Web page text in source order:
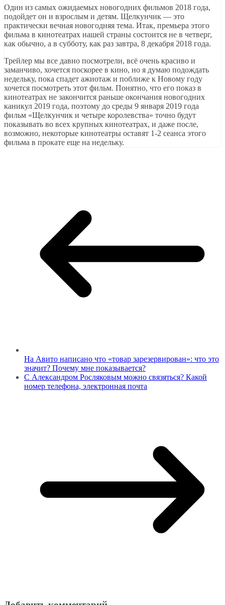
Один из самых ожидаемых новогодних фильмов 2018 года,
подойдет он и взрослым и детям. Щелкунчик — это
практически вечная новогодняя тема. Итак, премьера этого
фильма в кинотеатрах нашей страны состоится не в четверг,
как обычно, а в субботу, как раз завтра, 8 декабря 2018 года.
Трейлер мы все давно посмотрели, всё очень красиво и
заманчиво, хочется поскорее в кино, но я думаю подождать
недельку, пока спадет ажиотаж и поближе к Новому году
хочется посмотреть этот фильм. Понятно, что его показ в
кинотеатрах не закончится раньше окончания новогодних
каникул 2019 года, поэтому до среды 9 января 2019 года
фильм «Щелкунчик и четыре королевства» точно будут
показывать во всех крупных кинотеатрах, и даже после,
возможно, некоторые кинотеатры оставят 1-2 сеанса этого
фильма в прокате еще на недельку.
На Авито написано что «товар зарезервирован»: что это
значит? Почему мне показывается?
С Александром Росляковым можно связяться? Какой
номер телефона, электронная почта